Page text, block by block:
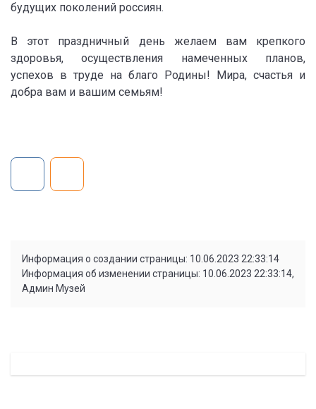
будущих поколений россиян.
В этот праздничный день желаем вам крепкого
здоровья, осуществления намеченных планов,
успехов в труде на благо Родины! Мира, счастья и
добра вам и вашим семьям!
Информация о создании страницы: 10.06.2023 22:33:14
Информация об изменении страницы: 10.06.2023 22:33:14,
Админ Музей